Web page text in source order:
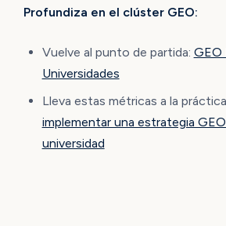
Profundiza en el clúster GEO:
Vuelve al punto de partida: GEO
Universidades
Lleva estas métricas a la
implementar una estrategia
universidad